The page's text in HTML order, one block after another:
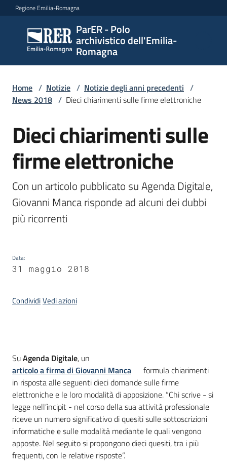
Vai al contenuto
Vai alla navigazione
Vai al footer
Regione Emilia-Romagna
ParER - Polo
archivistico dell'Emilia-
Romagna
ParER -
Polo
archivistico
Romagna
Polo
archivistico
Archivio
storico
Conservazione
Argomenti
Seguici
su
Home / Notizie / Notizie degli anni precedenti /
News 2018 / Dieci chiarimenti sulle firme elettroniche
Salta al contenuto
Dieci chiarimenti sulle
firme elettroniche
Con un articolo pubblicato su Agenda Digitale,
Giovanni Manca risponde ad alcuni dei dubbi
più ricorrenti
Data:
31 maggio 2018
CondividiVedi azioni
Introduzione
SuAgenda Digitale, un
articolo a firma di Giovanni Manca
formula chiarimenti
in risposta alle seguenti dieci domande sulle firme
elettroniche e le loro modalità di apposizione. “Chi scrive - si
legge nell’incipit - nel corso della sua attività professionale
riceve un numero significativo di quesiti sulle sottoscrizioni
informatiche e sulle modalità mediante le quali vengono
apposte. Nel seguito si propongono dieci quesiti, tra i più
frequenti, con le relative risposte”.